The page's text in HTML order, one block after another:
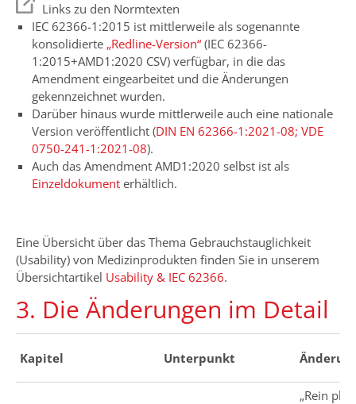
Links zu den Normtexten
IEC 62366-1:2015 ist mittlerweile als sogenannte
konsolidierte „Redline-Version“ (IEC 62366-
1:2015+AMD1:2020 CSV) verfügbar, in die das
Amendment eingearbeitet und die Änderungen
gekennzeichnet wurden.
Darüber hinaus wurde mittlerweile auch eine nationale
Version veröffentlicht (DIN EN 62366-1:2021-08; VDE
0750-241-1:2021-08).
Auch das Amendment AMD1:2020 selbst ist als
Einzeldokument erhältlich.
Eine Übersicht über das Thema Gebrauchstauglichkeit
(Usability) von Medizinprodukten finden Sie in unserem
Übersichtartikel Usability & IEC 62366.
3. Die Änderungen im Detail
Kapitel Unterpunkt
„Rein